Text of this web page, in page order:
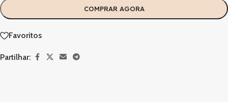
COMPRAR AGORA
Favoritos
Partilhar: